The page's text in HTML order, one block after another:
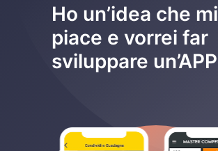
Ho un’idea che mi
piace e vorrei far
sviluppare un’APP